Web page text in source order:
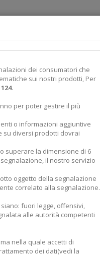
richiestedei consumatori che
sui nostri prodotti, Per
.
per poter gestire il più
o informazioni aggiuntive
su diversi prodotti dovrai
superare la dimensione di 6
il nostro servizio
oggetto della segnalazione
correlato alla segnalazione.
fuori legge, offensivi,
alle autorità competenti
nella quale accetti di
dei dati(vedi la